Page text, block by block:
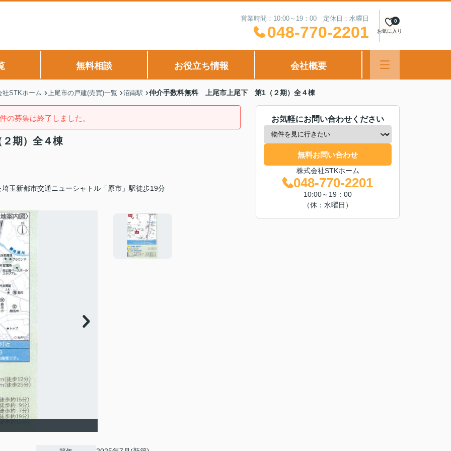
営業時間：10:00～19：00 定休日：水曜日
048-770-2201 お気に入り
0
無料相談 お役立ち情報 会社概要
社STKホーム 上尾市の戸建(売買)一覧 沼南駅 仲介手数料無料 上尾市上尾下 第1（２期）全４棟
の募集は終了しました。
期）全４棟
埼玉新都市交通ニューシャトル「原市」駅徒歩19分
お気軽にお問い合わせください
無料お問い合わせ
株式会社STKホーム
048-770-2201
10:00～19：00
（休：水曜日）